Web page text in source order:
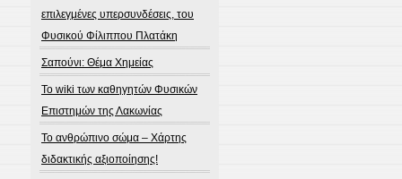
επιλεγμένες υπερσυνδέσεις, του
Φυσικού Φίλιππου Πλατάκη
Σαπούνι: Θέμα Χημείας
Το wiki των καθηγητών Φυσικών
Επιστημών της Λακωνίας
Το ανθρώπινο σώμα – Χάρτης
διδακτικής αξιοποίησης!